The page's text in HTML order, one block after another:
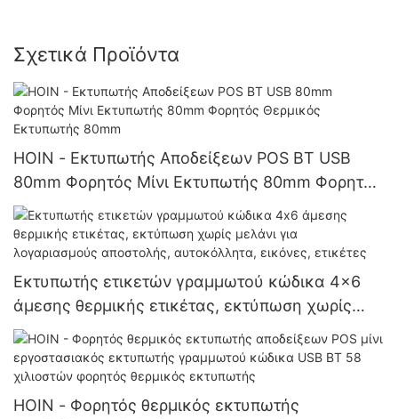
Σχετικά Προϊόντα
HOIN - Εκτυπωτής Αποδείξεων POS BT USB
80mm Φορητός Μίνι Εκτυπωτής 80mm Φορητός
Θερμικός Εκτυπωτής 80mm
Εκτυπωτής ετικετών γραμμωτού κώδικα 4x6
άμεσης θερμικής ετικέτας, εκτύπωση χωρίς
μελάνι για λογαριασμούς αποστολής,
αυτοκόλλητα, εικόνες, ετικέτες
HOIN - Φορητός θερμικός εκτυπωτής